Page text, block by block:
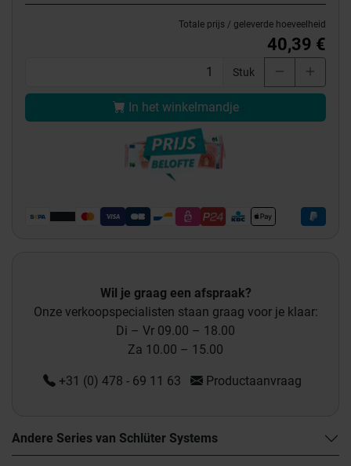
Totale prijs / geleverde hoeveelheid
40,39 €
Stuk
In het winkelmandje
Wil je graag een afspraak?
Onze verkoopspecialisten staan graag voor je klaar:
Di – Vr 09.00 – 18.00
Za 10.00 – 15.00
+31 (0) 478 - 69 11 63 Productaanvraag
Andere Series van Schlüter Systems